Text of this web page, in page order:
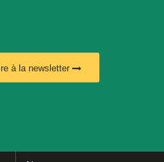
à la newsletter